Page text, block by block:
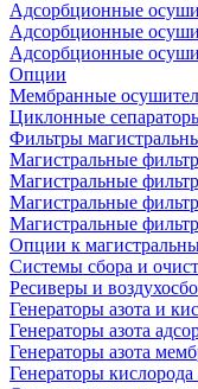
Адсорбционные
Адсорбционные
Адсорбционные
Опции
Мембранные
Циклонные
Фильтры
Магистральные
Магистральные
Магистральные
Магистральные
Опции к
Системы сбора и
Ресиверы и
Генераторы азота и
Генераторы азота
Генераторы азота
Генераторы